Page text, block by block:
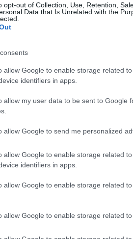
opt-out of Collection, Use, Retention,
Data that Is Unrelated with the
allow Google to enable storage related
identifiers in apps.
allow my user data to be sent to Google
allow Google to send me personalized
allow Google to enable storage related
identifiers in apps.
allow Google to enable storage related
allow Google to enable storage related to
επίσης σε βάσεις στην
Base) και σε
ιρανική απάντηση μέχρι
σιωπή».
οι ΗΠΑ
ενώ ταυτόχρονα
Μέχρι στιγμής δεν
για όλες τις